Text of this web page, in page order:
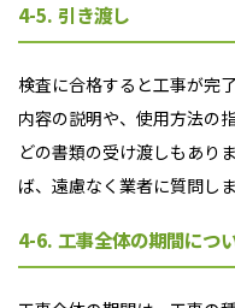
4-5. 引き渡し
検査に合格すると工事が完
内容の説明や、使用方法の
どの書類の受け渡しもあり
ば、遠慮なく業者に質問しま
4-6. 工事全体の期間につ